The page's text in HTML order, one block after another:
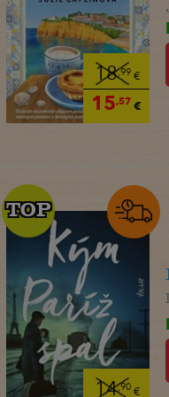
18,99 €
15,57 €
14,90€
TOP
TOP